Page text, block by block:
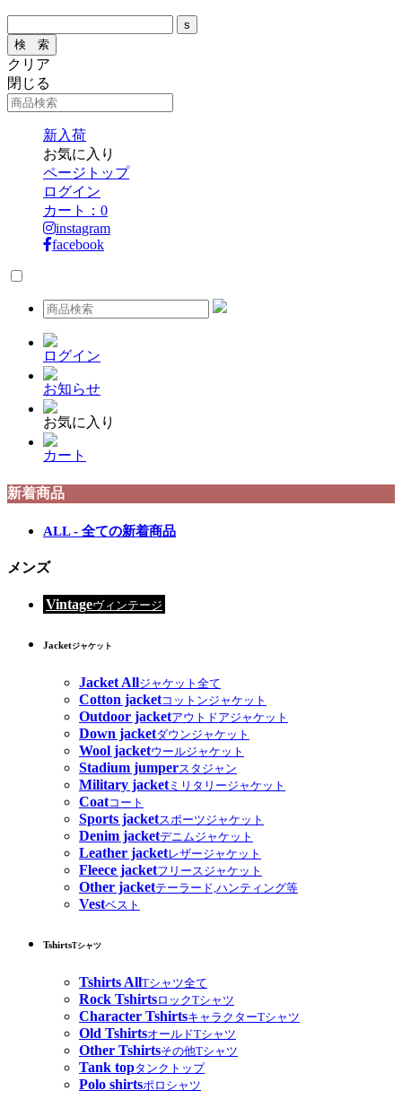
クリア
閉じる
新入荷
お気に入り
ページトップ
ログイン
カート： 0
instagram
facebook
ログイン
お知らせ
お気に入り
カート
新着商品
ALL - 全ての新着商品
メンズ
Vintageヴィンテージ
Jacketジャケット
Jacket Allジャケット全て
Cotton jacketコットンジャケット
Outdoor jacketアウトドアジャケット
Down jacketダウンジャケット
Wool jacketウールジャケット
Stadium jumperスタジャン
Military jacketミリタリージャケット
Coatコート
Sports jacketスポーツジャケット
Denim jacketデニムジャケット
Leather jacketレザージャケット
Fleece jacketフリースジャケット
Other jacketテーラード,ハンティング等
Vestベスト
TshirtsTシャツ
Tshirts AllTシャツ全て
Rock TshirtsロックTシャツ
Character TshirtsキャラクターTシャツ
Old TshirtsオールドTシャツ
Other Tshirtsその他Tシャツ
Tank topタンクトップ
Polo shirtsポロシャツ